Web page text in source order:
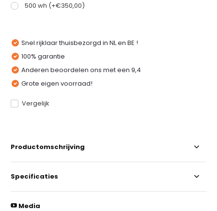
500 wh (+€350,00)
Snel rijklaar thuisbezorgd in NL en BE !
100% garantie
Anderen beoordelen ons met een 9,4
Grote eigen voorraad!
Vergelijk
Productomschrijving
Specificaties
Media